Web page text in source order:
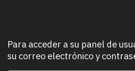
Para acceder a su panel de
su correo electrónico y